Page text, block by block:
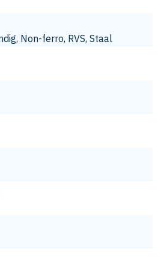
Non-ferro, RVS, Staal